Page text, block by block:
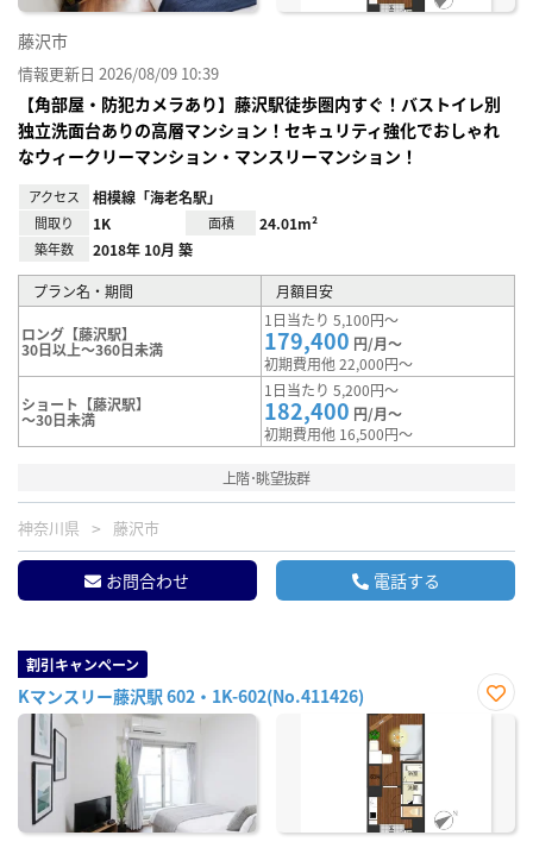
藤沢市
情報更新日 2026/08/09 10:39
【角部屋・防犯カメラあり】藤沢駅徒歩圏内すぐ！バストイレ別
独立洗面台ありの高層マンション！セキュリティ強化でおしゃれ
なウィークリーマンション・マンスリーマンション！
アクセス 相模線「海老名駅」
間取り 1K 面積 24.01m²
築年数 2018年 10月 築
プラン名・期間 月額目安
ロング【藤沢駅】
30日以上～360日未満
1日当たり 5,100円～
179,400 円/月～
初期費用他 22,000円～
ショート【藤沢駅】
～30日未満
1日当たり 5,200円～
182,400 円/月～
初期費用他 16,500円～
上階･眺望抜群
神奈川県 藤沢市
お問合わせ 電話する
割引キャンペーン
Kマンスリー藤沢駅 602・1K-602(No.411426)
お気